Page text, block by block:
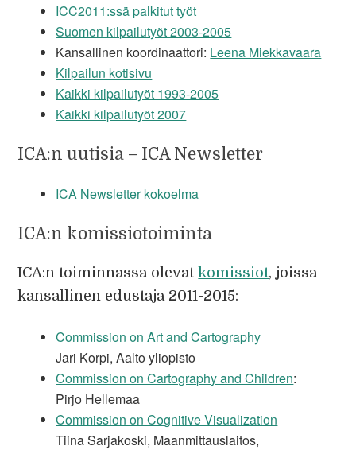
ICC2011:ssä palkitut työt
Suomen kilpailutyöt 2003-2005
Kansallinen koordinaattori: Leena Miekkavaara
Kilpailun kotisivu
Kaikki kilpailutyöt 1993-2005
Kaikki kilpailutyöt 2007
ICA:n uutisia – ICA Newsletter
ICA Newsletter kokoelma
ICA:n komissiotoiminta
ICA:n toiminnassa olevatkomissiot, joissa
kansallinen edustaja 2011-2015:
Commission on Art and Cartography
Jari Korpi, Aalto yliopisto
Commission on Cartography and Children:
Pirjo Hellemaa
Commission on Cognitive Visualization
Tiina Sarjakoski, Maanmittauslaitos,